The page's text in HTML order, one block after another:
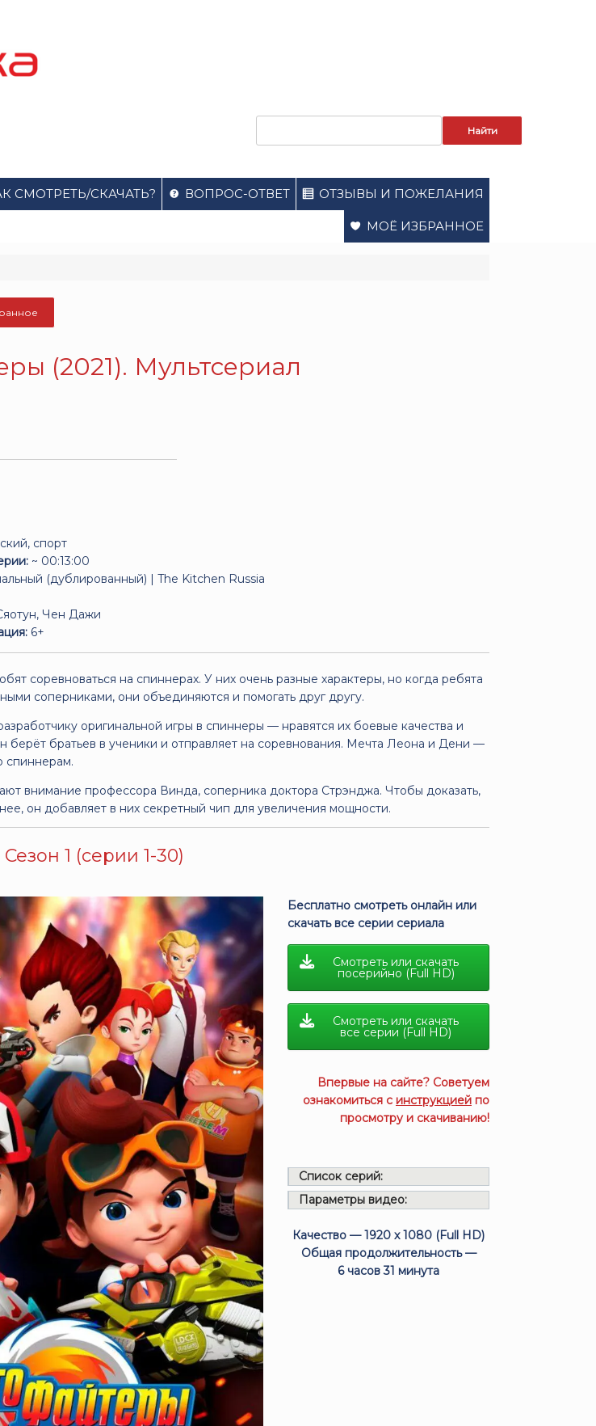
СМОТРЕТЬ/СКАЧАТЬ? ВОПРОС-ОТВЕТ ОТЗЫВЫ И ПОЖЕЛАНИЯ
МОЁ ИЗБРАННОЕ
(2021). Мультсериал
спорт
~ 00:13:00
(дублированный) | The Kitchen Russia
Чен Дажи
6+
соревноваться на спиннерах. У них очень разные характеры, но когда ребята
соперниками, они объединяются и помогать друг другу.
оригинальной игры в спиннеры — нравятся их боевые качества и
берёт братьев в ученики и отправляет на соревнования. Мечта Леона и Дени —
спиннерам.
внимание профессора Винда, соперника доктора Стрэнджа. Чтобы доказать,
он добавляет в них секретный чип для увеличения мощности.
1 (серии 1-30)
Бесплатно смотреть онлайн или
скачать все серии сериала
Смотреть или скачать
посерийно (Full HD)
Смотреть или скачать
все серии (Full HD)
Впервые на сайте? Советуем
ознакомиться с инструкцией по
просмотру и скачиванию!
Список серий:
Параметры видео:
Качество — 1920 x 1080 (Full HD)
Общая продолжительность —
6 часов 31 минута